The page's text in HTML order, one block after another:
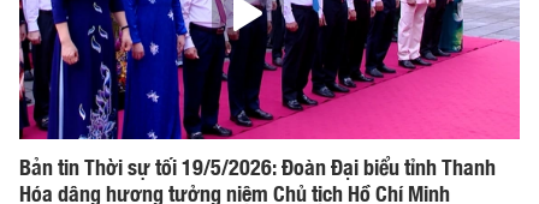
Bản tin Thời sự tối 19/5/2026: Đoàn Đại biểu tỉnh Thanh
Hóa dâng hương tưởng niệm Chủ tịch Hồ Chí Minh